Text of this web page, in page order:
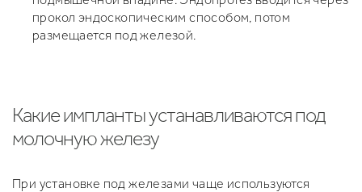
прокол эндоскопическим способом, потом
размещается под железой.
Какие импланты устанавливаются под
молочную железу
При установке под железами чаще используются